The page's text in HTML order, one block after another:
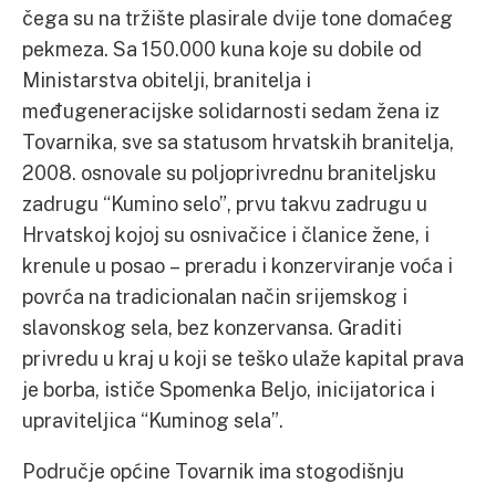
čega su na tržište plasirale dvije tone domaćeg
pekmeza. Sa 150.000 kuna koje su dobile od
Ministarstva obitelji, branitelja i
međugeneracijske solidarnosti sedam žena iz
Tovarnika, sve sa statusom hrvatskih branitelja,
2008. osnovale su poljoprivrednu braniteljsku
zadrugu “Kumino selo”, prvu takvu zadrugu u
Hrvatskoj kojoj su osnivačice i članice žene, i
krenule u posao – preradu i konzerviranje voća i
povrća na tradicionalan način srijemskog i
slavonskog sela, bez konzervansa. Graditi
privredu u kraj u koji se teško ulaže kapital prava
je borba, ističe Spomenka Beljo, inicijatorica i
upraviteljica “Kuminog sela”.
Područje općine Tovarnik ima stogodišnju